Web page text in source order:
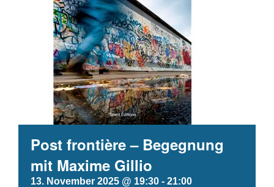
Post frontière – Begegnung
mit Maxime Gillio
13. November 2025 @ 19:30 - 21:00